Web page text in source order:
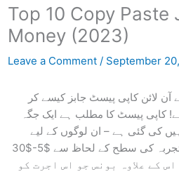
Top 10 Copy Paste
Money (2023)
Leave a Comment / September
لائن کاپی پیسٹ جابز کیسے کر
کاپی پیسٹ کا مطلب ہے ایک جگہ
کی گئی ہے – ان لوگوں کے لیے
بہترین ہے جو اپنے شیڈول پر آسان کام چاہتے ہیں اور ساتھ ہی تجربہ کی سطح کے لحاظ سے $5-$30
کے علاوہ بونس جو اس اجرت کو